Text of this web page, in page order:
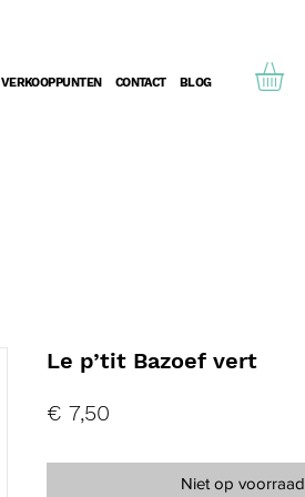
VERKOOPPUNTEN CONTACT BLOG
Le p’tit Bazoef vert
€ 7,50Prijs
Niet op voorraad